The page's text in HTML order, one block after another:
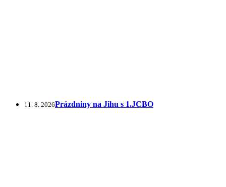
11. 8. 2026Prázdniny na Jihu s 1.JCBO